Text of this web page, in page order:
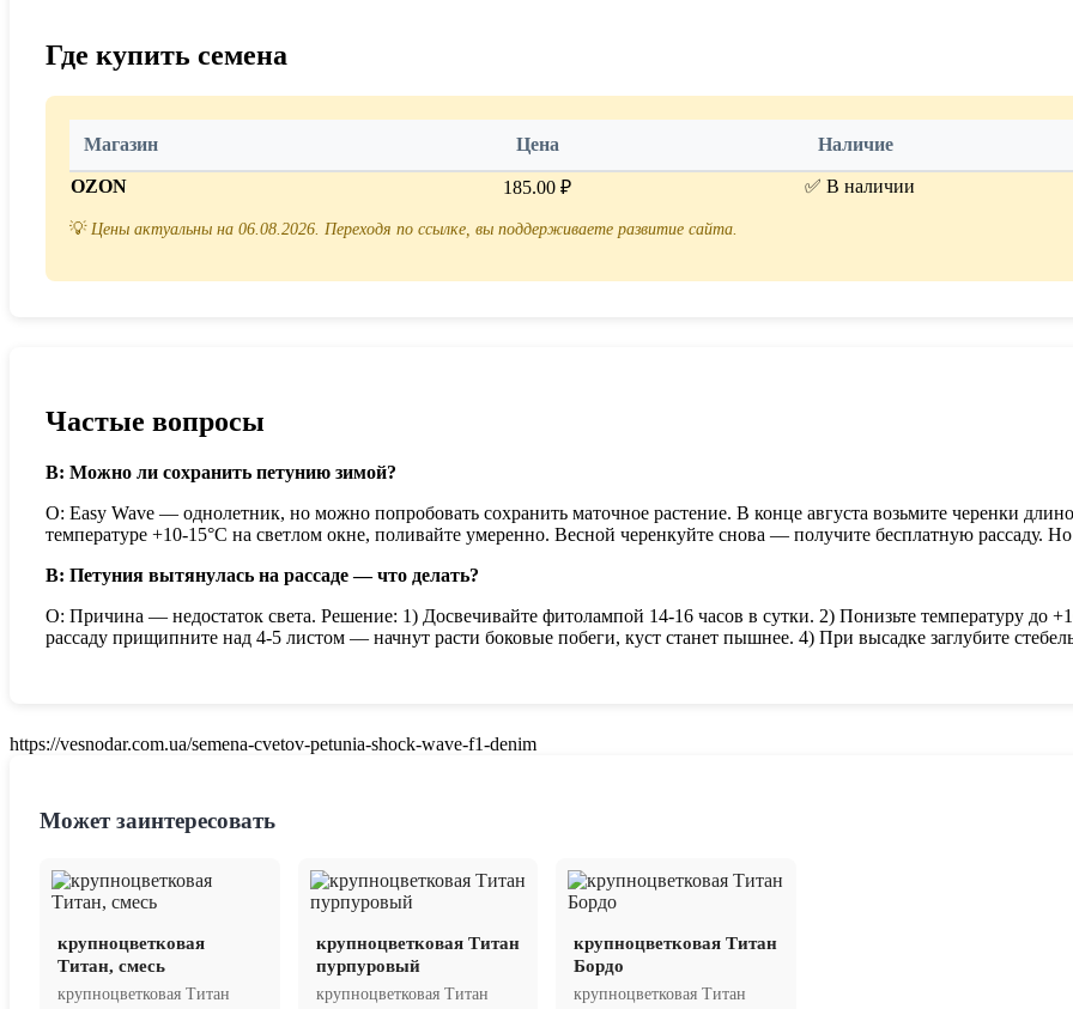
Где купить семена
Магазин Цена Наличие
OZON 185.00 ₽ ✅ В наличии
💡 Цены актуальны на 06.08.2026. Переходя по ссылке, вы поддерживаете развитие сайта.
Частые вопросы
В: Можно ли сохранить петунию зимой?
О: Easy Wave — однолетник, но можно попробовать сохранить маточное растение. В конце августа возьмите черенки
температуре +10-15°C на светлом окне, поливайте умеренно. Весной черенкуйте снова — получите бесплатную рассаду.
В: Петуния вытянулась на рассаде — что делать?
О: Причина — недостаток света. Решение: 1) Досвечивайте фитолампой 14-16 часов в сутки. 2) Понизьте температуру до
рассаду прищипните над 4-5 листом — начнут расти боковые побеги, куст станет пышнее. 4) При высадке заглубите
https://vesnodar.com.ua/semena-cvetov-petunia-shock-wave-f1-denim
Может заинтересовать
крупноцветковая
Титан, смесь
крупноцветковая Титан
крупноцветковая Титан
пурпуровый
крупноцветковая Титан
крупноцветковая Титан
Бордо
крупноцветковая Титан